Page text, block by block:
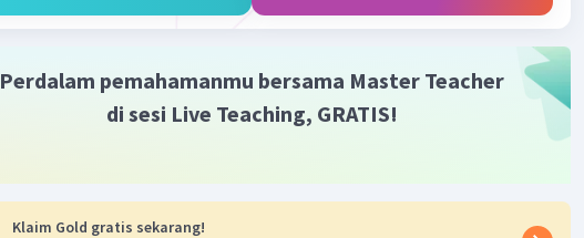
Beri Rating · 0.0(0) Balas
Perdalam pemahamanmu bersama Master Teacher
di sesi Live Teaching, GRATIS!
Klaim Gold gratis sekarang!